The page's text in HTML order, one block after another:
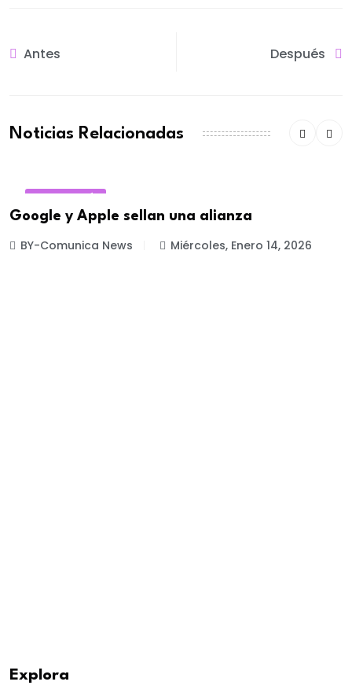
Antes Después
Noticias Relacionadas
Google y Apple sellan una alianza
BY-Comunica News Miércoles, Enero 14, 2026
Explora